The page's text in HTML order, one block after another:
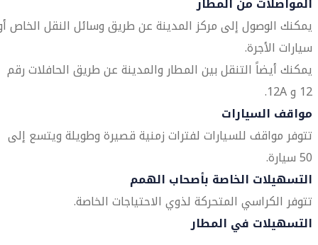
يمكنك الوصول إلى مركز المدينة عن طريق وسائل النقل الخاص
سيارات الأجرة.
يمكنك أيضاً التنقل بين المطار والمدينة عن طريق الحافلات رقم
12 و 12A.
مواقف السيارات
تتوفر مواقف للسيارات لفترات زمنية قصيرة وطويلة ويتسع إلى
50 سيارة.
التسهيلات الخاصة بأصحاب الهمم
تتوفر الكراسي المتحركة لذوي الاحتياجات الخاصة.
التسهيلات في المطار